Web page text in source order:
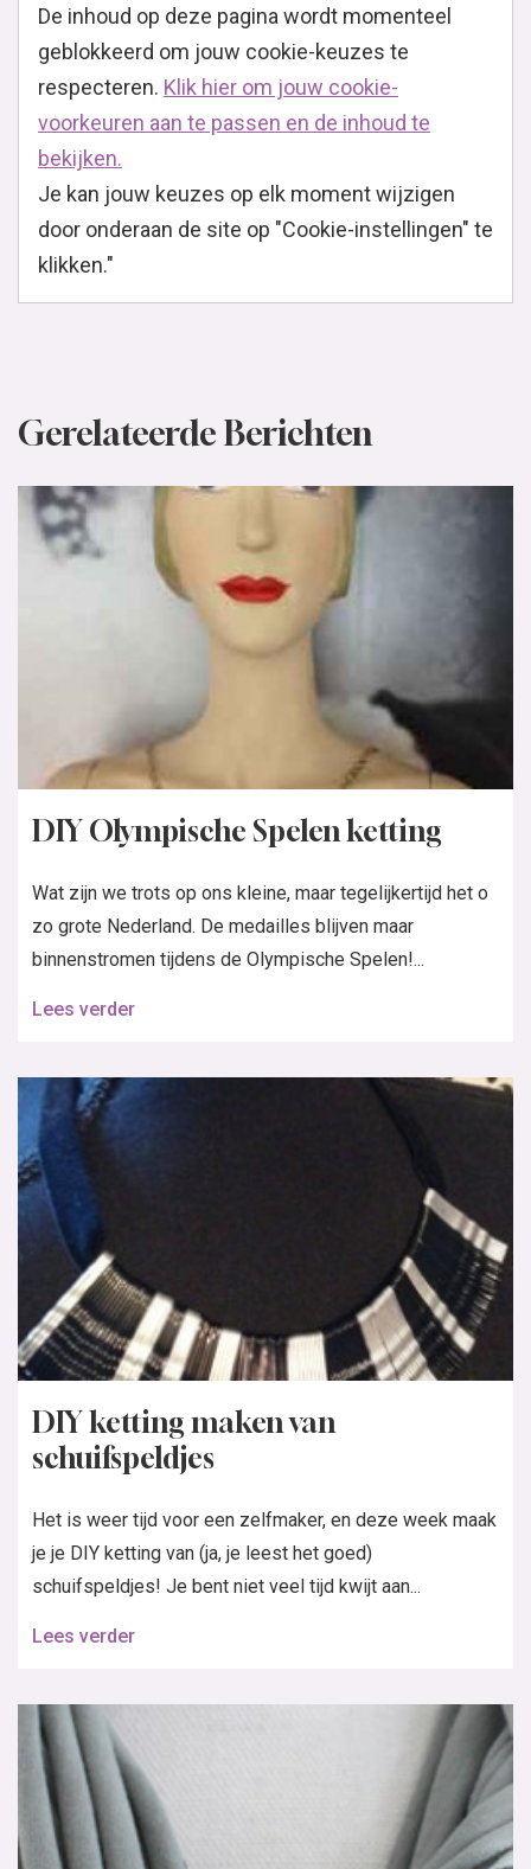
De inhoud op deze pagina wordt momenteel
geblokkeerd om jouw cookie-keuzes te
respecteren. Klik hier om jouw cookie-
voorkeuren aan te passen en de inhoud te
bekijken.
Je kan jouw keuzes op elk moment wijzigen
door onderaan de site op "Cookie-instellingen" te
klikken."
Gerelateerde Berichten
DIY Olympische Spelen ketting
Wat zijn we trots op ons kleine, maar tegelijkertijd het o
zo grote Nederland. De medailles blijven maar
binnenstromen tijdens de Olympische Spelen!...
Lees verder
DIY ketting maken van
schuifspeldjes
Het is weer tijd voor een zelfmaker, en deze week maak
je je DIY ketting van (ja, je leest het goed)
schuifspeldjes! Je bent niet veel tijd kwijt aan...
Lees verder